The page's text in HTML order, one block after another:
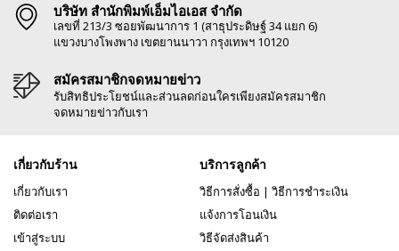
บริษัท สำนักพิมพ์เอ็มไอเอส จำกัด
เลขที่ 213/3 ซอยพัฒนาการ 1 (สาธุประดิษฐ์ 34 แยก 6)
แขวงบางโพงพาง เขตยานนาวา กรุงเทพฯ 10120
สมัครสมาชิกจดหมายข่าว
รับสิทธิประโยชน์และส่วนลดก่อนใครเพียงสมัครสมาชิก
จดหมายข่าวกับเรา
เกี่ยวกับร้าน
เกี่ยวกับเรา
ติดต่อเรา
เข้าสู่ระบบ
บริการลูกค้า
วิธีการสั่งซื้อ | วิธีการชำระเงิน
แจ้งการโอนเงิน
วิธีจัดส่งสินค้า